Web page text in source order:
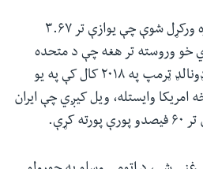
پدې موافقې کې ایران ته اجازه ورکړل شوې چې یوازې تر ۳.۶۷
خو وروسته تر هغه چې د متحده
ایالاتو پخواني جمهور رئیس ډونالډ ټرمپ په ۲۰۱۸ کال کې په یو
امریکا وایستله، ویل کیږي چې ایران